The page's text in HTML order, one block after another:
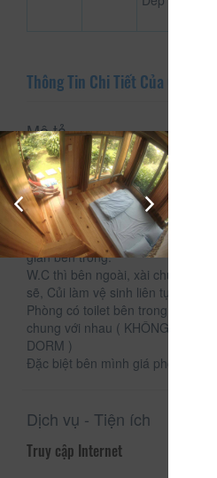
Thông Tin Chi Tiết Của Củi
Mô tả
Củi homestay tọa lạc tại 79 Triệu
thành phố Đà Lạt
Củi cung cấp thêm thông tin để
homestay bình dân nên phòng
nhà sàn nên không có giường )
giãn bên trong.
W.C thì bên ngoài, xài chung, có
sẽ, Củi làm vệ sinh liên tục mỗi
Phòng có toilet bên trong là
chung với nhau ( KHÔNG Ở
DORM )
Đặc biệt bên mình giá phòng
Dịch vụ - Tiện ích
Truy cập Internet